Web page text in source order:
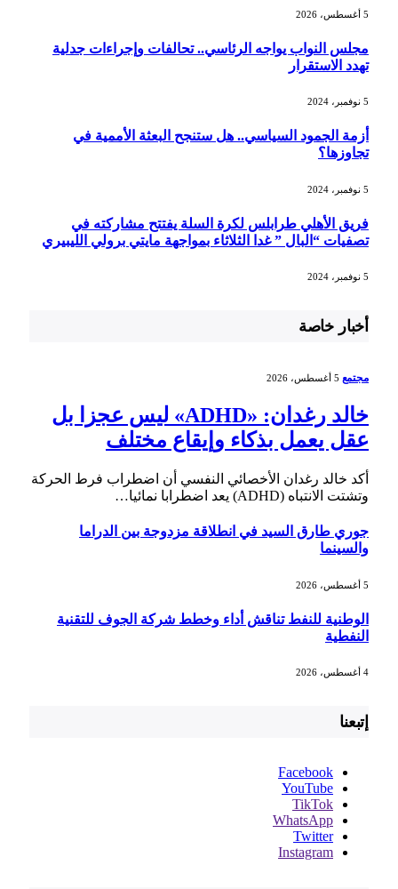
مجلس النواب يواجه الرئاسي.. تحالفات وإجراءات جدلية
تهدد الاستقرار
أزمة الجمود السياسي.. هل ستنجح البعثة الأممية في
تجاوزها؟
فريق الأهلي طرابلس لكرة السلة يفتتح مشاركته في
تصفيات “البال ” غدا الثلاثاء بمواجهة مايتي برولي الليبيري
أخبار خاصة
مجتمع 5 أغسطس، 2026
خالد رغدان: «ADHD» ليس عجزا بل
عقل يعمل بذكاء وإيقاع مختلف
أكد خالد رغدان الأخصائي النفسي أن اضطراب فرط الحركة
وتشتت الانتباه (ADHD) يعد اضطرابا نمائيا…
جوري طارق السيد في انطلاقة مزدوجة بين الدراما
والسينما
الوطنية للنفط تناقش أداء وخطط شركة الجوف للتقنية
النفطية
إتبعنا
Facebook
YouTube
TikTok
WhatsApp
Twitter
Instagram